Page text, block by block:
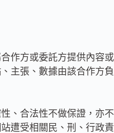
作方或委託方提供內容或
主張、數據由該合作方負
、合法性不做保證，亦不
遭受相關民、刑、行政責